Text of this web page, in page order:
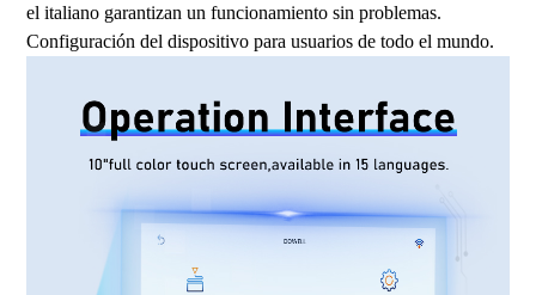
el italiano garantizan un funcionamiento sin problemas.
Configuración del dispositivo para usuarios de todo el mundo.